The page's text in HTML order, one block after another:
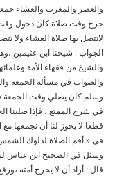
والعصر والمغرب والعشاء
خرج وقت صلاة كان دخول وقت
لاتتصل بها صلاة العشاء ولا
الجواب : شيخنا ابن عثيمين
والشيخ من فقهاء الأمة
والصواب في مسألة الجمعة
وسلم كان يصلي وقت
في شرح الممتع ، فإذا صلينا
قطعا لا يجوز لنا أن نجمعها
في « أقم الصلاة لدلوك
وسئل في الصحيح ابن عباس
قال : أراد أن لا يحرج أمته